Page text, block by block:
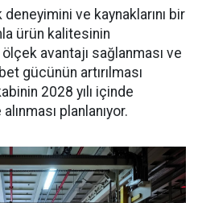
ve kaynaklarını bir
ürün kalitesinin
avantajı sağlanması ve
gücünün artırılması
2028 yılı içinde
planlanıyor.